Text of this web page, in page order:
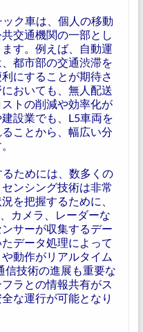
ク車は、個人の移動
交通機関の一部とし
す。例えば、自動運
都市部の交通渋滞を
にすることが期待さ
おいても、無人配送
トの削減や効率化が
設業でも、L5車両を
ことから、幅広い分
ためには、数多くの
ンシング技術は非常
を把握するために、
カメラ、レーダーな
サーが収集するデー
データ処理によって
動作がリアルタイム
信技術の進展も重要な
ラとの情報共有がス
な運行が可能となり